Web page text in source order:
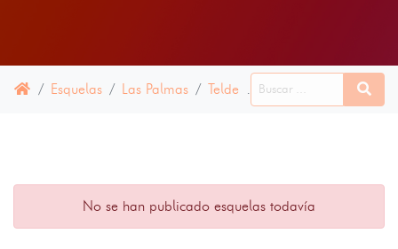
Esquelas Las Palmas Telde 16 ABRIL 2025
No se han publicado esquelas todavía